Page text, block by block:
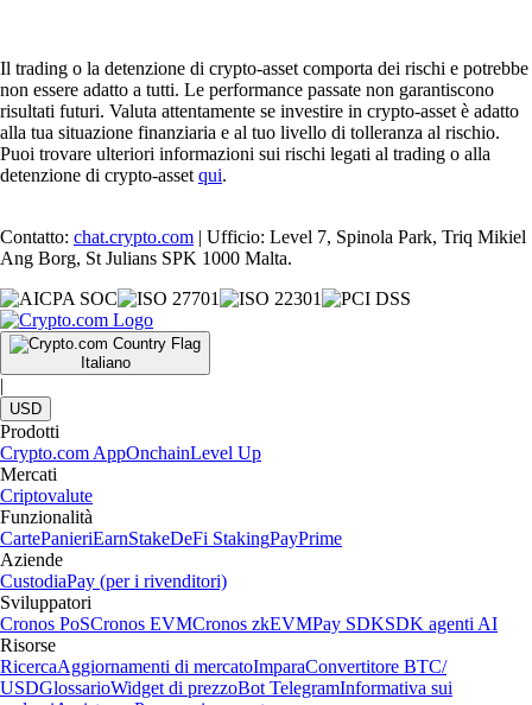
Il trading o la detenzione di crypto-asset comporta dei rischi e potrebbe
non essere adatto a tutti. Le performance passate non garantiscono
risultati futuri. Valuta attentamente se investire in crypto-asset è adatto
alla tua situazione finanziaria e al tuo livello di tolleranza al rischio.
Puoi trovare ulteriori informazioni sui rischi legati al trading o alla
detenzione di crypto-asset qui.
Contatto: chat.crypto.com | Ufficio: Level 7, Spinola Park, Triq Mikiel
Ang Borg, St Julians SPK 1000 Malta.
Italiano
|
USD
Prodotti
Crypto.com AppOnchainLevel Up
Mercati
Criptovalute
Funzionalità
CartePanieriEarnStakeDeFi StakingPayPrime
Aziende
CustodiaPay (per i rivenditori)
Sviluppatori
Cronos PoSCronos EVMCronos zkEVMPay SDKSDK agenti AI
Risorse
RicercaAggiornamenti di mercatoImparaConvertitore BTC/
USDGlossarioWidget di prezzoBot TelegramInformativa sui